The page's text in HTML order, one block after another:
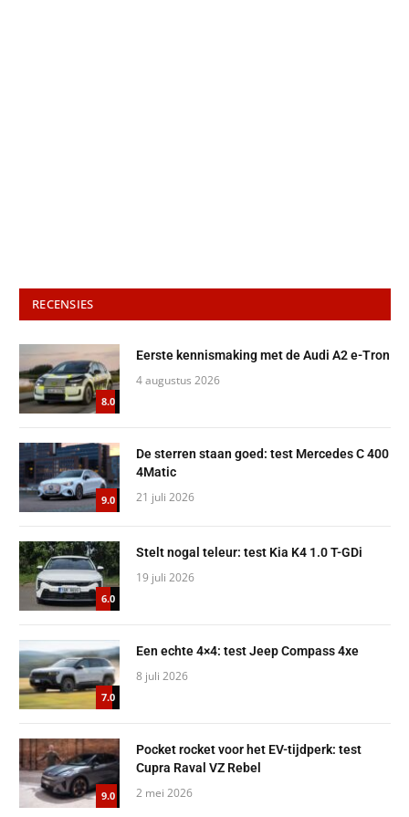
RECENSIES
8.0
Eerste kennismaking met de Audi A2 e-Tron
4 augustus 2026
9.0
De sterren staan goed: test Mercedes C 400
4Matic
21 juli 2026
6.0
Stelt nogal teleur: test Kia K4 1.0 T-GDi
19 juli 2026
7.0
Een echte 4×4: test Jeep Compass 4xe
8 juli 2026
9.0
Pocket rocket voor het EV-tijdperk: test
Cupra Raval VZ Rebel
2 mei 2026